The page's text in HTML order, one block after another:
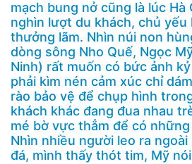
mạch bung nở cũng là lúc Hà
nghìn lượt du khách, chủ yếu
thưởng lãm. Nhìn núi non
dòng sông Nho Quế, Ngọc
Ninh) rất muốn có bức ảnh
phải kìm nén cảm xúc chỉ
rào bảo vệ để chụp hình
khách khác đang đua nhau
mé bờ vực thẳm để có
Nhìn nhiều người leo ra
đá, mình thấy thót tim, Mỹ